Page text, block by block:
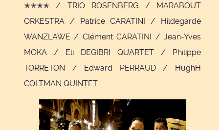
✭✭✭✭ / TRIO ROSENBERG / MARABOUT
ORKESTRA / Patrice CARATINI / Hildegarde
WANZLAWE / Clément CARATINI / Jean-Yves
MOKA / Eli DEGIBRI QUARTET / Philippe
TORRETON / Edward PERRAUD / HughH
COLTMAN QUINTET